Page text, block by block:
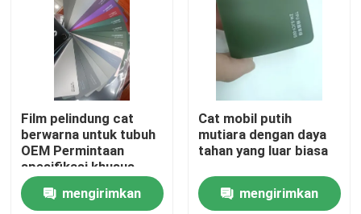
Rumah
Produk
Film pelindung cat
berwarna untuk tubuh
OEM Permintaan
spesifikasi khusus
mengirimkan
Cat mobil putih
mutiara dengan daya
tahan yang luar biasa
mengirimkan